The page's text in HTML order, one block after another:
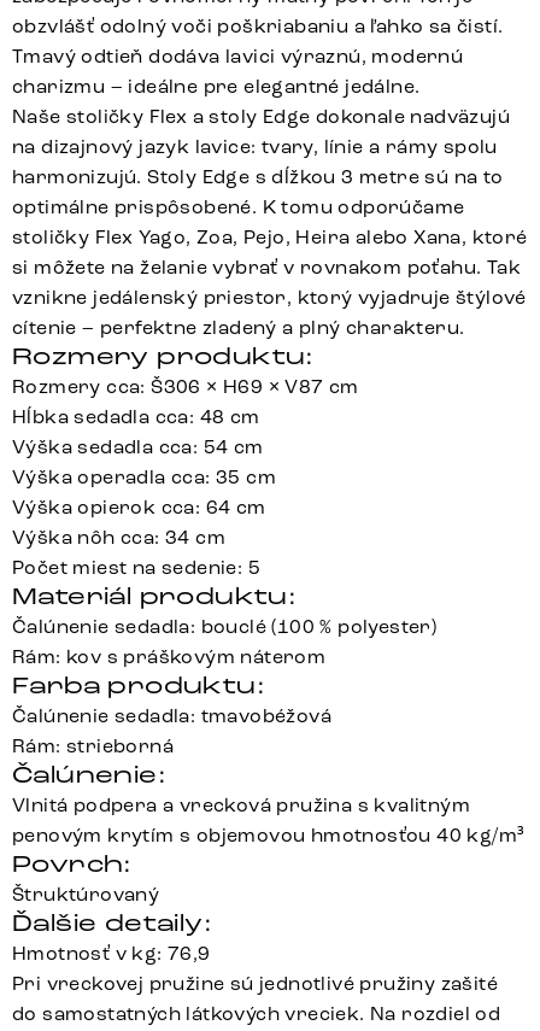
obzvlášť odolný voči poškriabaniu a ľahko sa čistí.
Tmavý odtieň dodáva lavici výraznú, modernú
charizmu – ideálne pre elegantné jedálne.
Naše stoličky Flex a stoly Edge dokonale nadväzujú
na dizajnový jazyk lavice: tvary, línie a rámy spolu
harmonizujú. Stoly Edge s dĺžkou 3 metre sú na to
optimálne prispôsobené. K tomu odporúčame
stoličky Flex Yago, Zoa, Pejo, Heira alebo Xana, ktoré
si môžete na želanie vybrať v rovnakom poťahu. Tak
vznikne jedálenský priestor, ktorý vyjadruje štýlové
cítenie – perfektne zladený a plný charakteru.
Rozmery produktu:
Rozmery cca: Š306 × H69 × V87 cm
Hĺbka sedadla cca: 48 cm
Výška sedadla cca: 54 cm
Výška operadla cca: 35 cm
Výška opierok cca: 64 cm
Výška nôh cca: 34 cm
Počet miest na sedenie: 5
Materiál produktu:
Čalúnenie sedadla: bouclé (100 % polyester)
Rám: kov s práškovým náterom
Farba produktu:
Čalúnenie sedadla: tmavobéžová
Rám: strieborná
Čalúnenie:
Vlnitá podpera a vrecková pružina s kvalitným
penovým krytím s objemovou hmotnosťou 40 kg/m³
Povrch:
Štruktúrovaný
Ďalšie detaily:
Hmotnosť v kg: 76,9
Pri vreckovej pružine sú jednotlivé pružiny zašité
do samostatných látkových vreciek. Na rozdiel od